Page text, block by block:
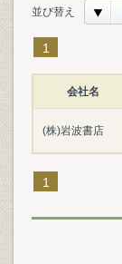
並び替え
1
会社名
(株)岩波書店
1